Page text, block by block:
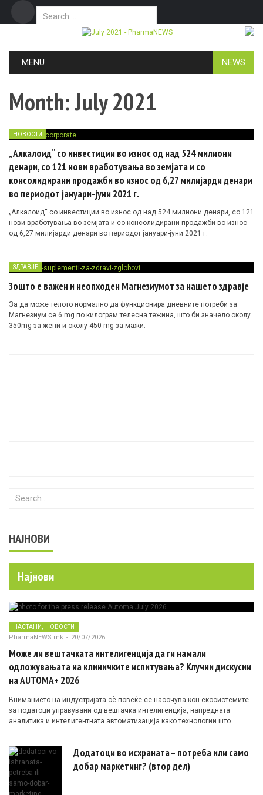
Search for:
MENU NEWS
Month:July 2021
НОВОСТИ
„Алкалоид“ со инвестиции во износ од над 524 милиони
денари, со 121 нови вработувања во земјата и со
консолидирани продажби во износ од 6,27 милијарди денари
во периодот јануари-јуни 2021 г.
„Алкалоид“ со инвестиции во износ од над 524 милиони денари, со 121
нови вработувања во земјата и со консолидирани продажби во износ
од 6,27 милијарди денари во периодот јануари-јуни 2021 г.
ЗДРАВЈЕ
Зошто е важен и неопходен Магнезиумот за нашето здравје
За да може телото нормално да функционира дневните потреби за
Магнезиум се 6 mg по килограм телесна тежина, што би значело околу
350mg за жени и околу 450 mg за мажи.
Search for:
НАЈНОВИ
Најнови
НАСТАНИ, НОВОСТИ
PharmaNEWS.mk - 20/07/2026
Може ли вештачката интелигенција да ги намали
одложувањата на клиничките испитувања? Клучни дискусии
на AUTOMA+ 2026
Вниманието на индустријата сè повеќе се насочува кон екосистемите
за податоци управувани од вештачка интелигенција, напредната
аналитика и интелигентната автоматизација како технологии што
Додатоци во исхраната – потреба или само
добар маркетинг? (втор дел)